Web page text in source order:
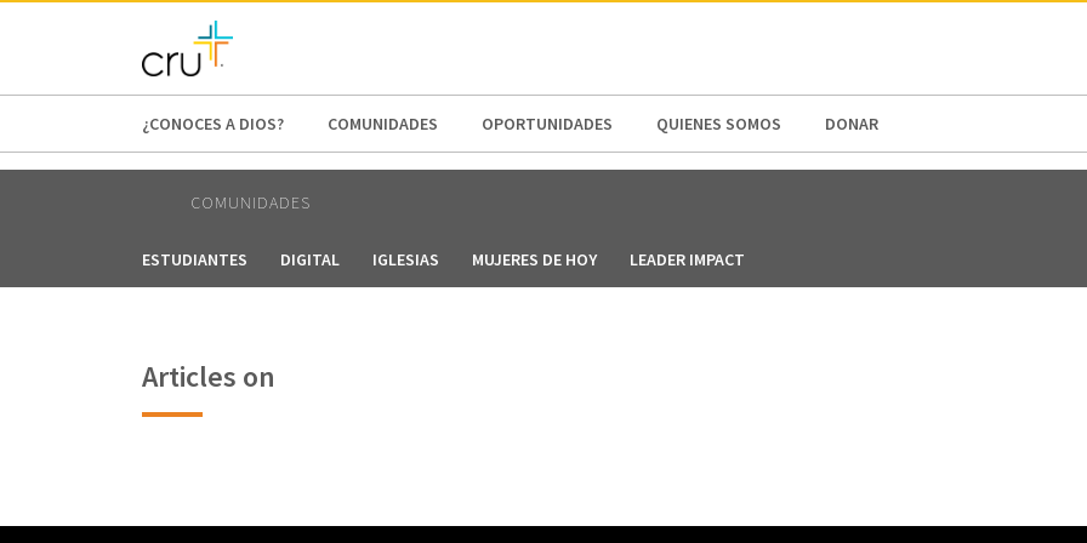
AFRICA
¿CONOCES A DIOS? COMUNIDADES OPORTUNIDADES QUIENES SOMOS DONAR
COMUNIDADES
ESTUDIANTES DIGITAL IGLESIAS MUJERES DE HOY LEADER IMPACT
Articles on